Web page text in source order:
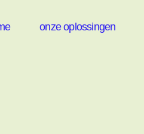
onze oplossingen